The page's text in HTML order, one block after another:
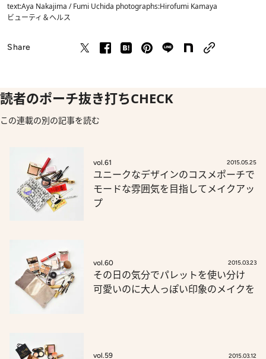
text:Aya Nakajima / Fumi Uchida photographs:Hirofumi Kamaya
ビューティ＆ヘルス
Share
読者のポーチ抜き打ちCHECK
この連載の別の記事を読む
vol.61 2015.05.25
ユニークなデザインのコスメポーチで
モードな雰囲気を目指してメイクアッ
プ
vol.60 2015.03.23
その日の気分でパレットを使い分け
可愛いのに大人っぽい印象のメイクを
vol.59 2015.03.12